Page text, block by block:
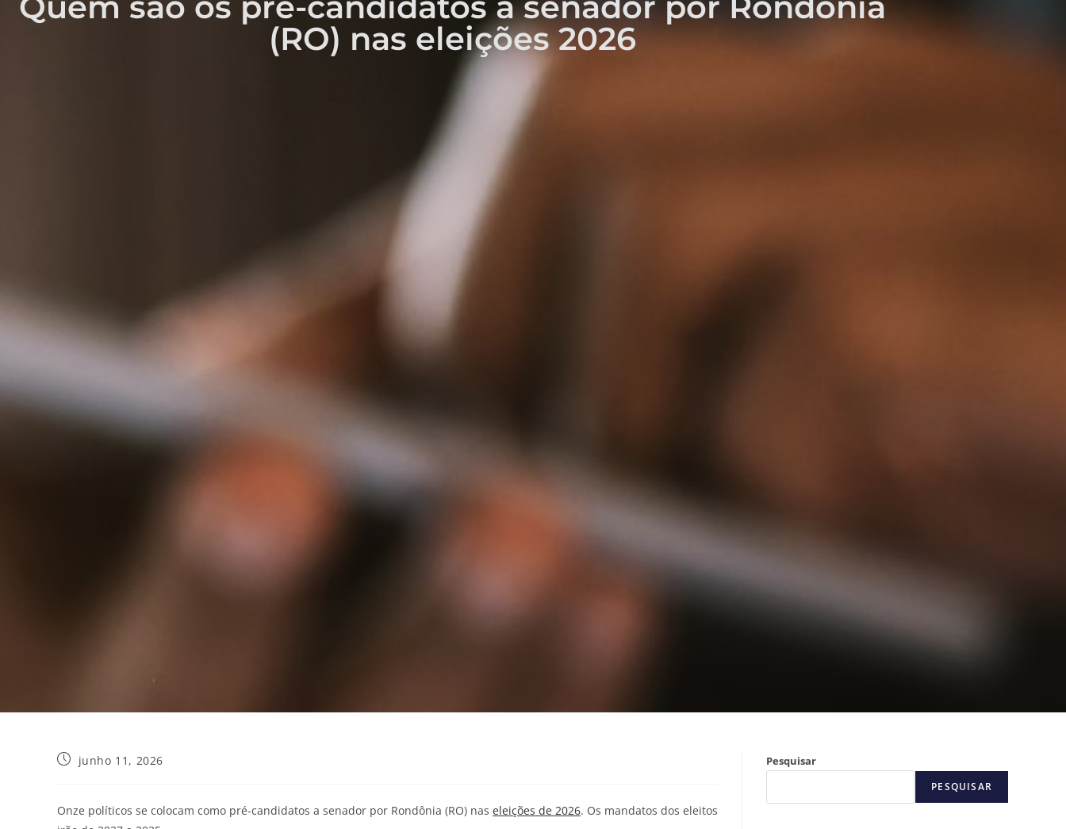
(RO) nas eleições 2026
junho 11, 2026
Onze políticos se colocam como pré-candidatos a senador por Rondônia (RO) nas eleições de 2026. Os mandatos dos eleitos
Pesquisar
PESQUISAR